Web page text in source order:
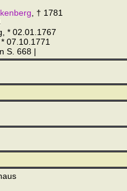
, † 1781
* 02.01.1767
07.10.1771
S. 668 |